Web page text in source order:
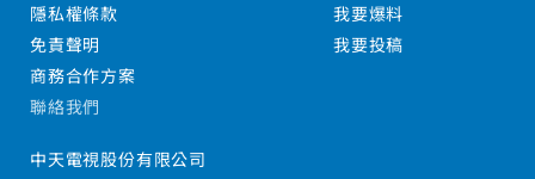
隱私權條款
免責聲明
商務合作方案
我要爆料
我要投稿
聯絡我們
中天電視股份有限公司